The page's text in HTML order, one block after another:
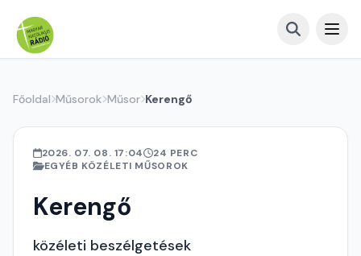
Főoldal Műsorok Műsor Kerengő
2026. 07. 08. 17:04
24 PERC
EGYÉB KÖZÉLETI MŰSOROK
Kerengő
közéleti beszélgetések